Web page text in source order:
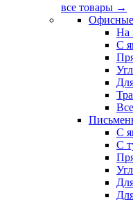
все товары →
На
С
С
С